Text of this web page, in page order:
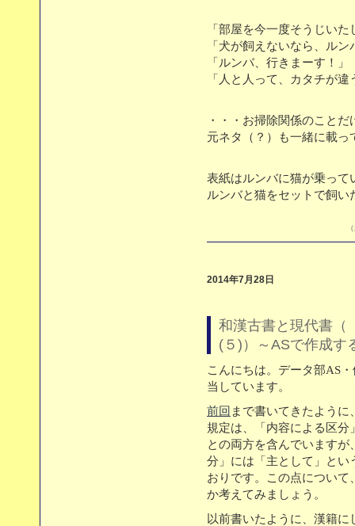
「部屋を今一度そうじいた
「犬が飼えないなら、ル
「ルンバ、行きまーす！」
「人と人って、カタチが
・・・お掃除関係のこと
元ネタ（？）も一緒に載っ
表紙はルンバに猫が乗って
ルンバと猫をセットで飼い
2014年7月28日
和漢古書と現代書（
(５)）～ASで作成す
こんにちは。データ部AS
当しています。
前回 まで書いてきたよう
規定は、「内容による区
との両方を含んでいます
分」には「主として」とい
おりです。この点につい
か考えてみましょう。
以前書いたように、漢籍